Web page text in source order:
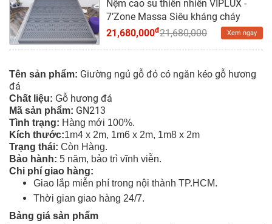
Nệm cao su thiên nhiên VIPLUX -
7’Zone Massa Siêu kháng cháy
21,680,000đ21,680,000 Xem ngay
Tên sản phẩm: Giường ngủ gỗ đỏ có ngăn kéo gỗ hương
đá
Chất liệu: Gỗ hương đá
Mã sản phẩm: GN213
Tình trạng: Hàng mới 100%.
Kích thước:1m4 x 2m, 1m6 x 2m, 1m8 x 2m
Trạng thái: Còn Hàng.
Bảo hành: 5 năm, bảo trì vĩnh viễn.
Chi phí giao hàng:
Giao lắp miễn phí trong nội thành TP.HCM.
Thời gian giao hàng 24/7.
Bảng giá sản phẩm